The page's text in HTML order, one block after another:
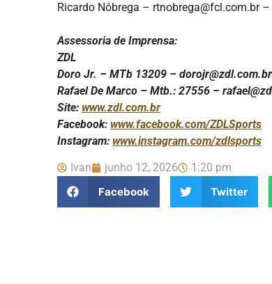
Ricardo Nóbrega – rtnobrega@fcl.com.br
Assessoria de Imprensa:
ZDL
Doro Jr. – MTb 13209 –
Rafael De Marco – Mtb.: 27556 –
Site: www.zdl.com.br
Facebook: www.facebook.com/ZDLSports
Instagram: www.instagram.com/zdlsports
Ivan junho 12, 2026
1:20 pm
Facebook
Twitter